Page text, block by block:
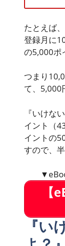
たとえば、
登録月に
の5,000ポ
つまり
て、5,000
『いけな
イント（
イントの
すので、
【
『い